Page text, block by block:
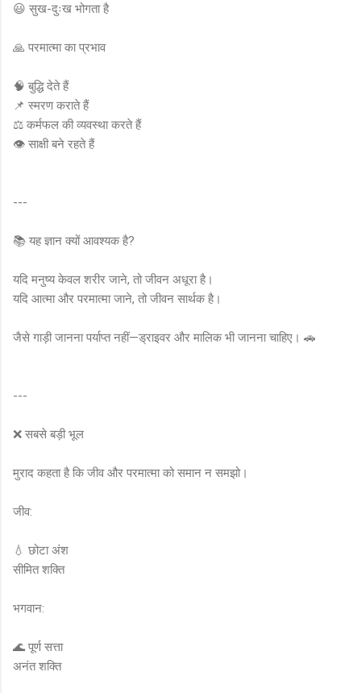
😃 सुख-दुःख भोगता है
🙏 परमात्मा का प्रभाव
🧠 बुद्धि देते हैं
📌 स्मरण कराते हैं
⚖️ कर्मफल की व्यवस्था करते हैं
👁️ साक्षी बने रहते हैं
---
📚 यह ज्ञान क्यों आवश्यक है?
यदि मनुष्य केवल शरीर जाने, तो जीवन अधूरा है।
यदि आत्मा और परमात्मा जाने, तो जीवन सार्थक है।
जैसे गाड़ी जानना पर्याप्त नहीं—ड्राइवर और मालिक भी जानना चाहिए। 🚗
---
❌ सबसे बड़ी भूल
मुराद कहता है कि जीव और परमात्मा को समान न समझो।
जीव:
💧 छोटा अंश
सीमित शक्ति
भगवान:
🌊 पूर्ण सत्ता
अनंत शक्ति